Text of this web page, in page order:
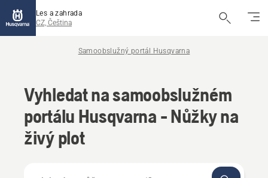
Les a zahrada
CZ, Čeština
Samoobslužný portál Husqvarna
Vyhledat na samoobslužném
portálu Husqvarna - Nůžky na
živý plot